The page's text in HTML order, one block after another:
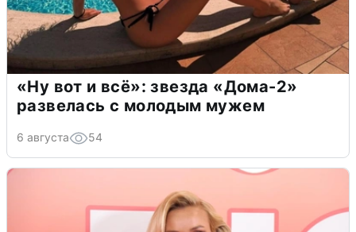
«Ну вот и всё»: звезда «Дома-2»
развелась с молодым мужем
6 августа 54